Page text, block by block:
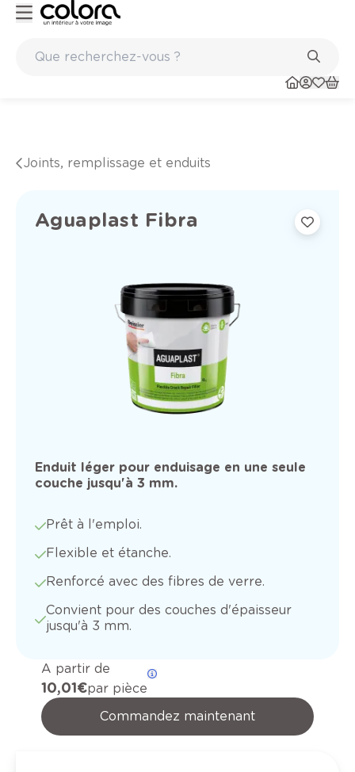
Joints, remplissage et enduits
Aguaplast Fibra
Enduit léger pour enduisage en une seule
couche jusqu'à 3 mm.
Prêt à l'emploi.
Flexible et étanche.
Renforcé avec des fibres de verre.
Convient pour des couches d'épaisseur
jusqu'à 3 mm.
A partir de
10,01 €par pièce
Commandez maintenant